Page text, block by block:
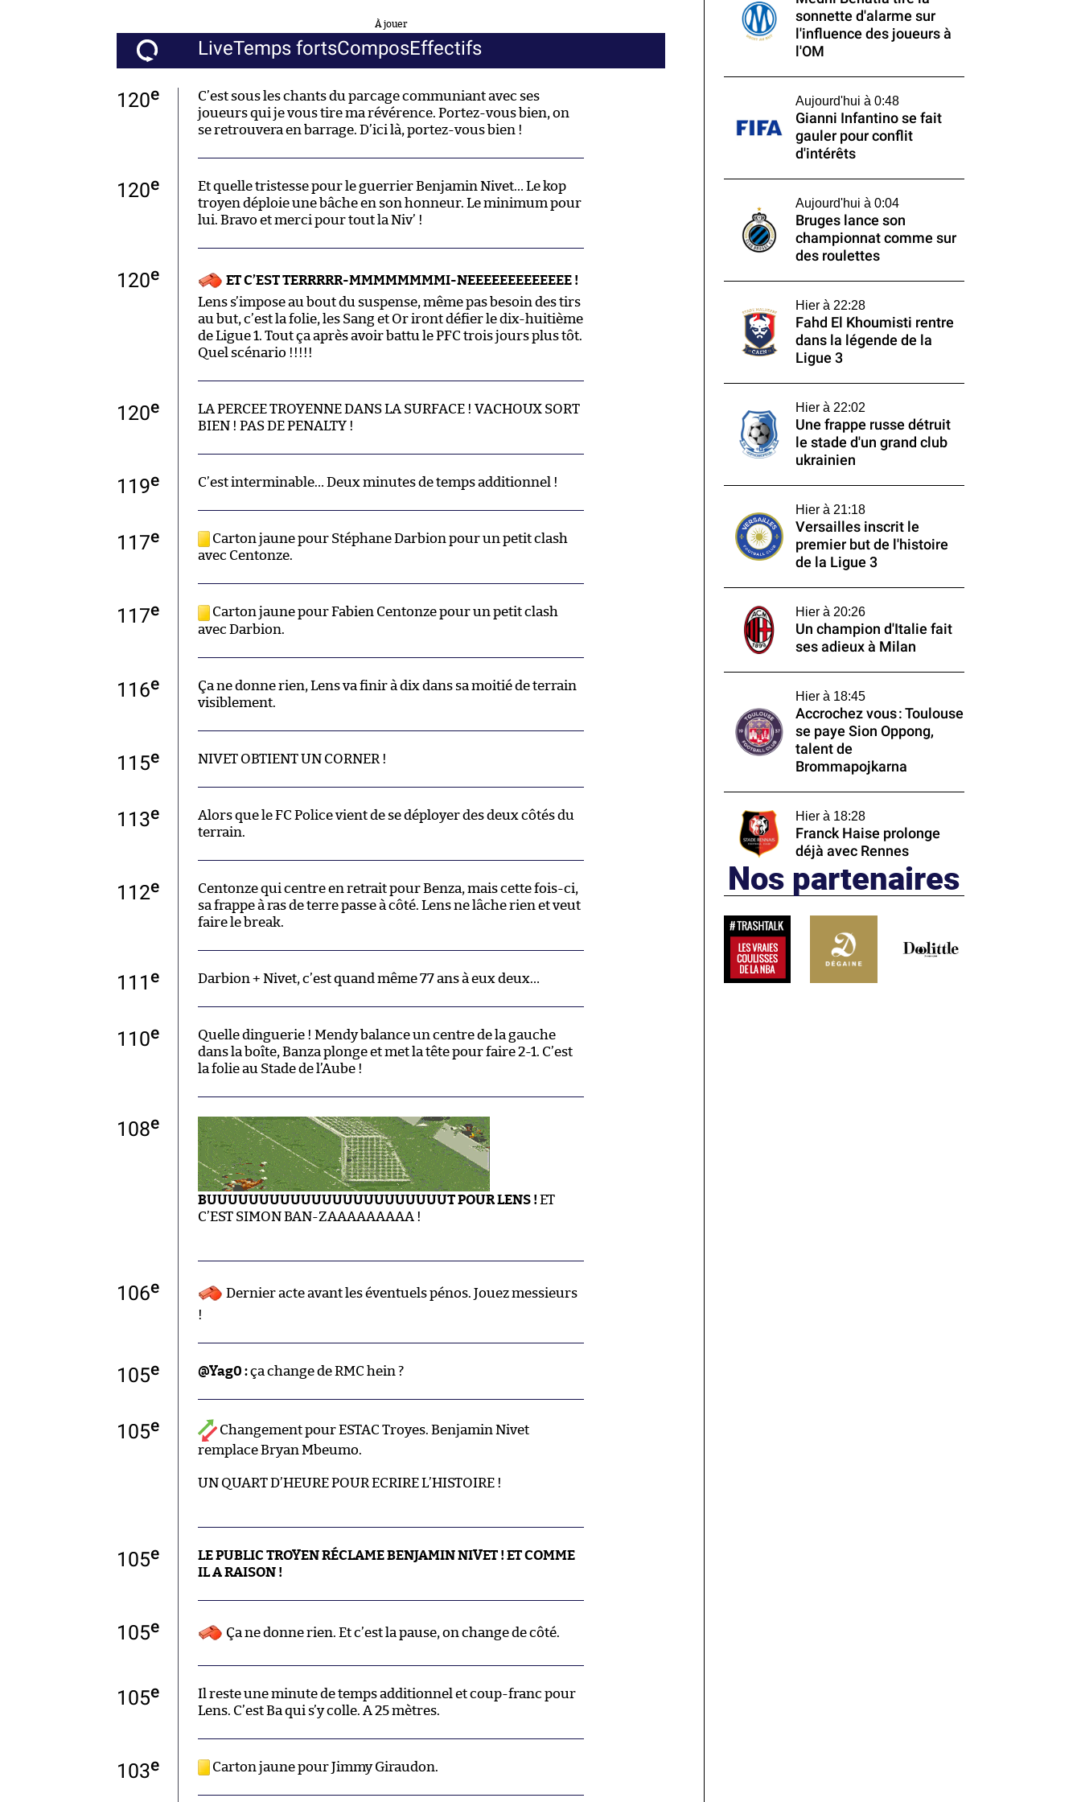
À jouer
LiveTemps fortsComposEffectifs
120e
C’est sous les chants du parcage communiant avec ses
joueurs qui je vous tire ma révérence. Portez-vous bien, on
se retrouvera en barrage. D’ici là, portez-vous bien !
120e
Et quelle tristesse pour le guerrier Benjamin Nivet… Le kop
troyen déploie une bâche en son honneur. Le minimum pour
lui. Bravo et merci pour tout la Niv’ !
120e
ET C’EST TERRRRR-MMMMMMMMI-NEEEEEEEEEEEEE !
Lens s’impose au bout du suspense, même pas besoin des tirs
au but, c’est la folie, les Sang et Or iront défier le dix-huitième
de Ligue 1. Tout ça après avoir battu le PFC trois jours plus tôt.
Quel scénario !!!!!
120e
LA PERCEE TROYENNE DANS LA SURFACE ! VACHOUX SORT
BIEN ! PAS DE PENALTY !
119e C’est interminable… Deux minutes de temps additionnel !
117e
Carton jaune pour Stéphane Darbion pour un petit clash
avec Centonze.
117e
Carton jaune pour Fabien Centonze pour un petit clash
avec Darbion.
116e
Ça ne donne rien, Lens va finir à dix dans sa moitié de terrain
visiblement.
115e NIVET OBTIENT UN CORNER !
113e
Alors que le FC Police vient de se déployer des deux côtés du
terrain.
112e
Centonze qui centre en retrait pour Benza, mais cette fois-ci,
sa frappe à ras de terre passe à côté. Lens ne lâche rien et veut
faire le break.
111 e Darbion + Nivet, c’est quand même 77 ans à eux deux…
110e
Quelle dinguerie ! Mendy balance un centre de la gauche
dans la boîte, Banza plonge et met la tête pour faire 2-1. C’est
la folie au Stade de l’Aube !
108e
BUUUUUUUUUUUUUUUUUUUUUUUT POUR LENS ! ET
C’EST SIMON BAN-ZAAAAAAAAA !
106e
Dernier acte avant les éventuels pénos. Jouez messieurs
!
105e @Yag0 :ça change de RMC hein ?
105e
Changement pour ESTAC Troyes. Benjamin Nivet
remplace Bryan Mbeumo.
UN QUART D’HEURE POUR ECRIRE L’HISTOIRE !
105e
LE PUBLIC TROYEN RÉCLAME BENJAMIN NIVET ! ET COMME
IL A RAISON !
105e Ça ne donne rien. Et c’est la pause, on change de côté.
105e
Il reste une minute de temps additionnel et coup-franc pour
Lens. C’est Ba qui s’y colle. A 25 mètres.
103e Carton jaune pour Jimmy Giraudon.
sonnette d'alarme sur
l'influence des joueurs à
l'OM
Aujourd'hui à 0:48
Gianni Infantino se fait
gauler pour conflit
d'intérêts
Aujourd'hui à 0:04
Bruges lance son
championnat comme sur
des roulettes
Hier à 22:28
Fahd El Khoumisti rentre
dans la légende de la
Ligue 3
Hier à 22:02
Une frappe russe détruit
le stade d'un grand club
ukrainien
Hier à 21:18
Versailles inscrit le
premier but de l'histoire
de la Ligue 3
Hier à 20:26
Un champion d'Italie fait
ses adieux à Milan
Hier à 18:45
Accrochez vous : Toulouse
se paye Sion Oppong,
talent de
Brommapojkarna
Hier à 18:28
Franck Haise prolonge
déjà avec Rennes
Nos partenaires